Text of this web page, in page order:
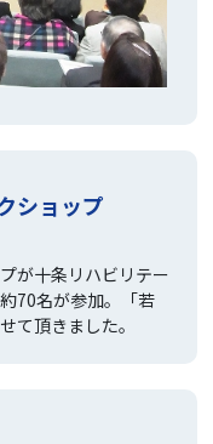
ショップ
が十条リハビリテー
70名が参加。「若
て頂きました。